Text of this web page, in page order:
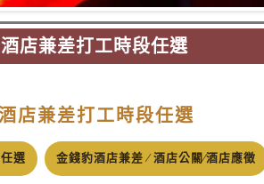
店兼差打工時段任選
店兼差打工時段任選
選 金錢豹酒店兼差 ∕ 酒店公關∕酒店應徵